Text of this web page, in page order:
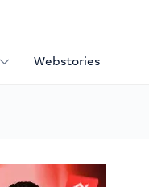
Webstories